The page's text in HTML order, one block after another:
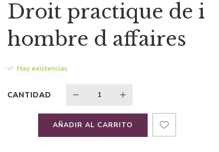
original
era:
$29,30.
actual
es:
Droit practique de i
hombre d affaires
Hay existencias
CANTIDAD
AÑADIR AL CARRITO